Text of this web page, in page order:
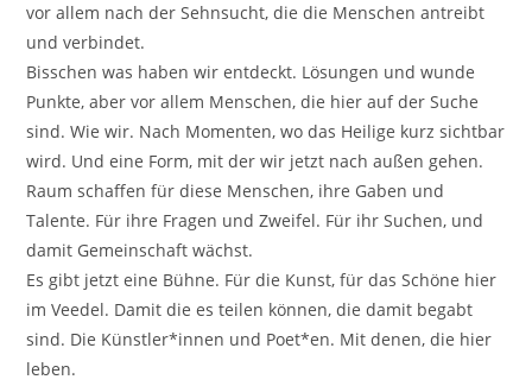
vor allem nach der Sehnsucht, die die Menschen antreibt
und verbindet.
Bisschen was haben wir entdeckt. Lösungen und wunde
Punkte, aber vor allem Menschen, die hier auf der Suche
sind. Wie wir. Nach Momenten, wo das Heilige kurz sichtbar
wird. Und eine Form, mit der wir jetzt nach außen gehen.
Raum schaffen für diese Menschen, ihre Gaben und
Talente. Für ihre Fragen und Zweifel. Für ihr Suchen, und
damit Gemeinschaft wächst.
Es gibt jetzt eine Bühne. Für die Kunst, für das Schöne hier
im Veedel. Damit die es teilen können, die damit begabt
sind. Die Künstler*innen und Poet*en. Mit denen, die hier
leben.